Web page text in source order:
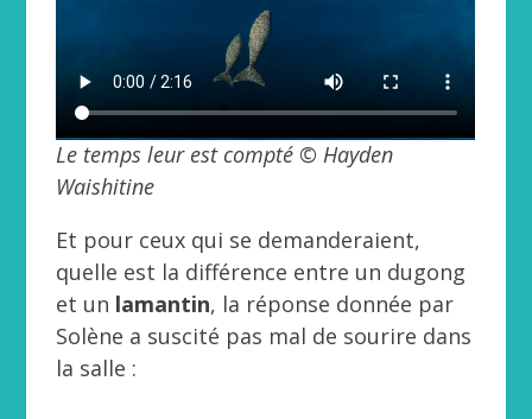
Le temps leur est compté © Hayden
Waishitine
Et pour ceux qui se demanderaient,
quelle est la différence entre un dugong
et un lamantin, la réponse donnée par
Solène a suscité pas mal de sourire dans
la salle :